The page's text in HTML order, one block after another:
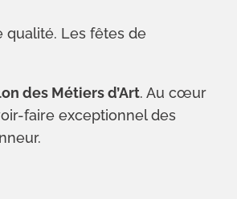
qualité. Les fêtes de
des Métiers d’Art. Au cœur
faire exceptionnel des